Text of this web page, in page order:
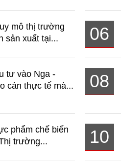
mô thị trường
sản xuất tại...
06
tư vào Nga -
cản thực tế mà...
08
phẩm chế biến
trường...
10